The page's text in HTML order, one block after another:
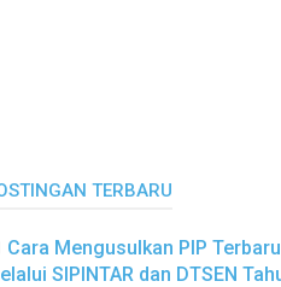
TERBARU
Cara Mengusulkan PIP Terbaru
SIPINTAR dan DTSEN